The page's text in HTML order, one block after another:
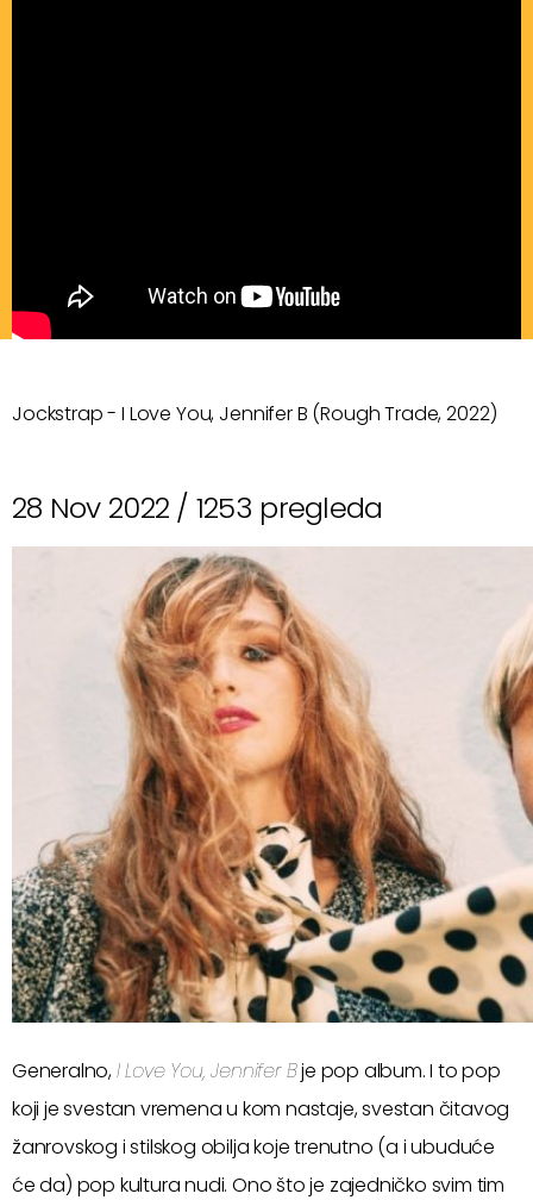
Jockstrap - I Love You, Jennifer B (Rough Trade, 2022)
28 Nov 2022 / 1253 pregleda
Generalno,I Love You, Jennifer Bje pop album. I to pop
koji je svestan vremena u kom nastaje, svestan čitavog
žanrovskog i stilskog obilja koje trenutno (a i ubuduće
će da) pop kultura nudi. Ono što je zajedničko svim tim